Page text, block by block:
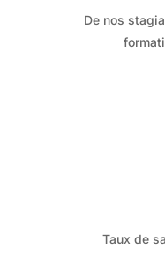
De nos
Taux de